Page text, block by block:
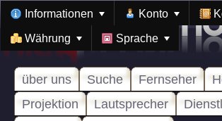
Informationen Konto
Währung Sprache
über uns Suche Fernseher
Projektion
Lautsprecher